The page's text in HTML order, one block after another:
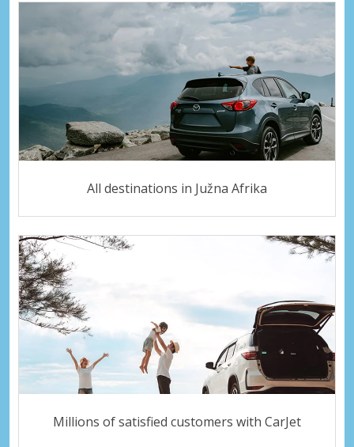
All destinations in Južna Afrika
Millions of satisfied customers with CarJet